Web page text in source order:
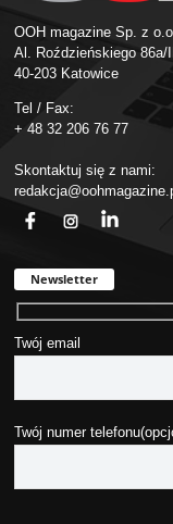
OOH magazine Sp. z o.o.,
Al. Roździeńskiego 86a/
40-203 Katowice
Tel / Fax:
+ 48 32 206 76 77
Skontaktuj się z nami:
Newsletter
Twój email
Twój numer